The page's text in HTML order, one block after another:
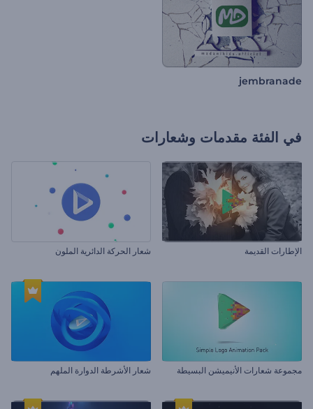
jembranade
في الفئة مقدمات وشعارات
الإطارات القديمة شعار الحركة الدائرية الملون
مجموعة شعارات الأنيميشن البسيطة شعار الأشرطة الدوارة الملهم